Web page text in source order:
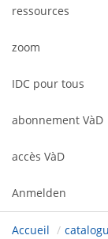
ressources
zoom
IDC pour tous
abonnement VàD
accès VàD
Anmelden
Accueil /